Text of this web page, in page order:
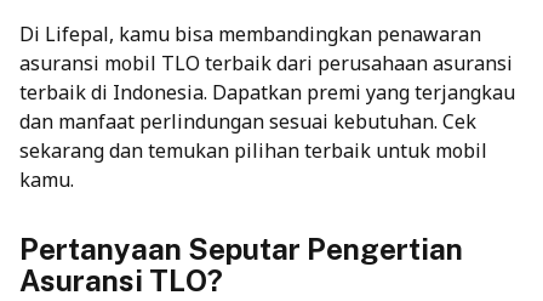
Di Lifepal, kamu bisa membandingkan penawaran
asuransi mobil TLO terbaikdari perusahaan asuransi
terbaik di Indonesia. Dapatkan premi yang terjangkau
dan manfaat perlindungan sesuai kebutuhan. Cek
sekarang dan temukan pilihan terbaik untuk mobil
kamu.
Pertanyaan Seputar Pengertian
Asuransi TLO?